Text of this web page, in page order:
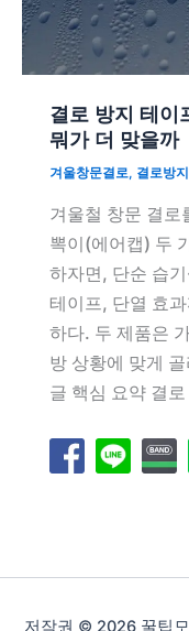
결로 방지 테이
뭐가 더 맞을까
겨울창문결로, 결로방
겨울철 창문 결로
뽁이(에어캡) 두
하자면, 단순 습
테이프, 단열 효
하다. 두 제품은
방 상황에 맞게
글 핵심 요약 결
저작권 © 2026 꿀팁